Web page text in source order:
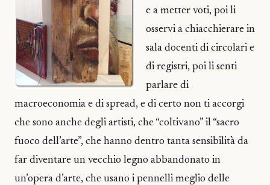
e a metter voti, poi li
osservi a chiacchierare in
sala docenti di circolari e
di registri, poi li senti
parlare di
macroeconomia e di spread, e di certo non ti accorgi
che sono anche degli artisti, che “coltivano” il “sacro
fuoco dell’arte”, che hanno dentro tanta sensibilità da
far diventare un vecchio legno abbandonato in
un’opera d’arte, che usano i pennelli meglio delle